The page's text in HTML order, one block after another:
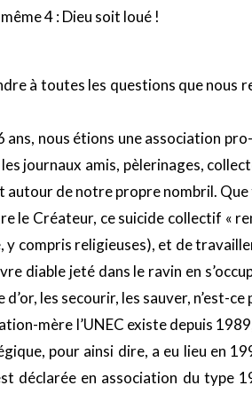
4 : Dieu soit loué !
à toutes les questions que nous
ans, nous étions une association
journaux amis, pèlerinages,
de notre propre nombril. Que
Créateur, ce suicide collectif «
compris religieuses), et de
diable jeté dans le ravin en
les secourir, les sauver, n’est-ce
mère l’UNEC existe depuis
pour ainsi dire, a eu lieu en
déclarée en association du